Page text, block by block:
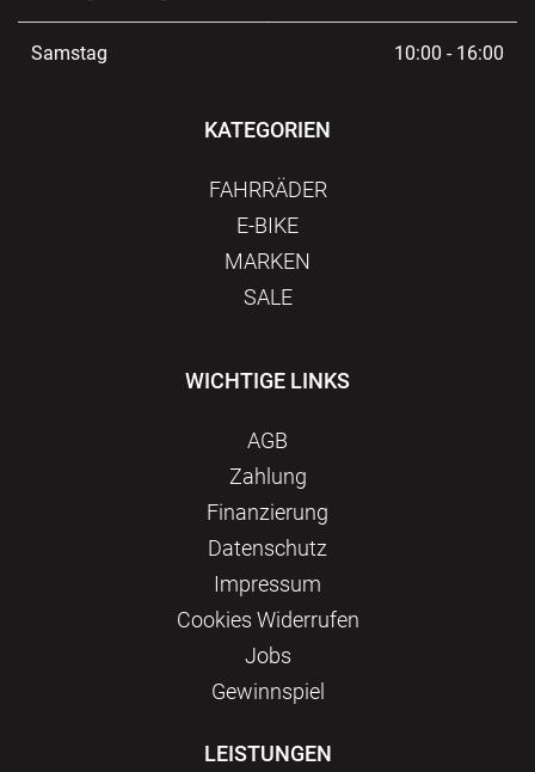
Samstag 10:00 - 16:00
KATEGORIEN
FAHRRÄDER
E-BIKE
MARKEN
SALE
WICHTIGE LINKS
AGB
Zahlung
Finanzierung
Datenschutz
Impressum
Сookies Widerrufen
Jobs
Gewinnspiel
LEISTUNGEN